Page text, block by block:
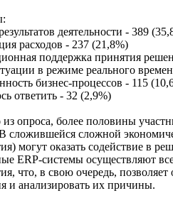
деятельности - 389
расходов - 237 (21,8%)
поддержка принятия
в режиме реального
бизнес-процессов - 115
ответить - 32 (2,9%)
опроса, более половины
сложившейся сложной
могут оказать содействие в
ERP-системы осуществляют
что, в свою очередь,
и анализировать их причины.